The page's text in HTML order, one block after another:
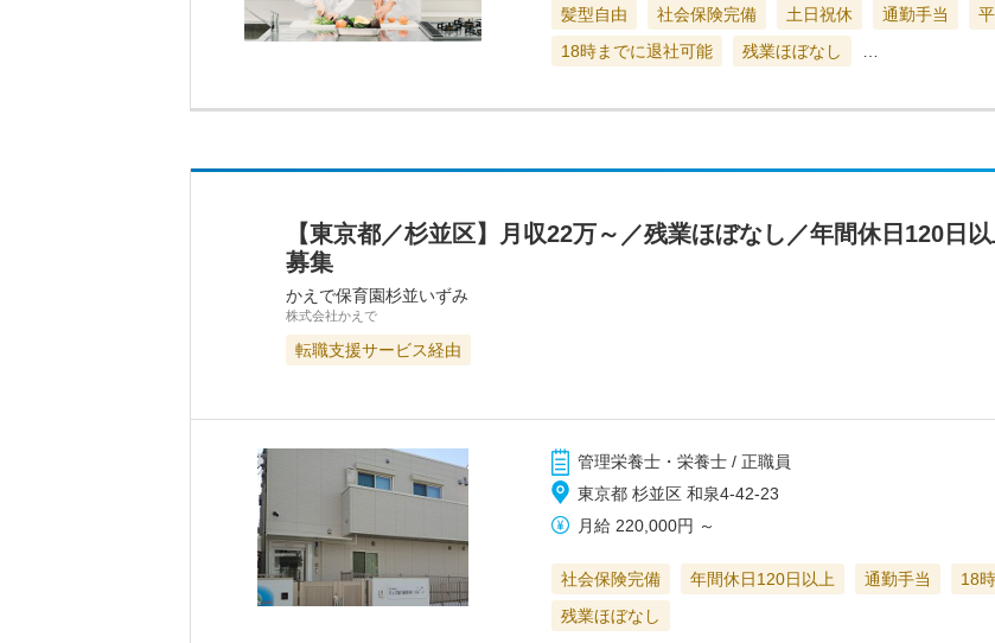
髪型自由 社会保険完備 土日祝休 通勤手当
18時までに退社可能
残業ほぼなし
【東京都／杉並区】月収22万～／残業ほぼなし／年間休日120日
募集
かえで保育園杉並いずみ
株式会社かえで
転職支援サービス経由
管理栄養士・栄養士 / 正職員
東京都 杉並区 和泉4-42-23
月給 220,000円 ～
社会保険完備 年間休日120日以上 通勤手当
18
残業ほぼなし